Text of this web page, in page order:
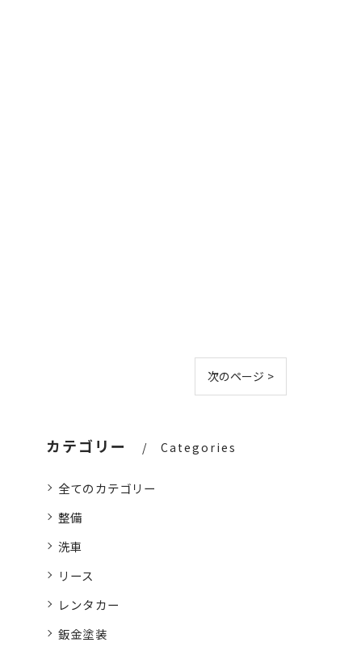
次のページ >
カテゴリー Categories
全てのカテゴリー
整備
洗車
リース
レンタカー
鈑金塗装